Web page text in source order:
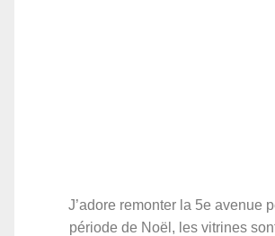
J’adore remonter la 5e avenue
période de Noël, les vitrines